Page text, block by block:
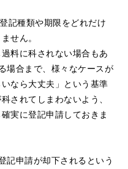
記種類や期限をどれだけ
せん。
料に科されない場合もあ
場合まで、様々なケースが
なら大丈夫」という基準
されてしまわないよう、
実に登記申請しておきま
記申請が却下されるという